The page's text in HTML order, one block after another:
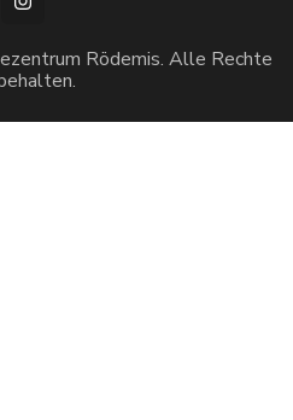
Rödemis. Alle Rechte